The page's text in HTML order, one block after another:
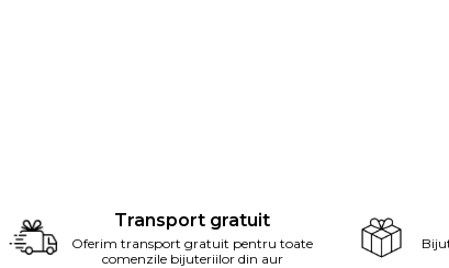
Transport gratuit
Oferim transport gratuit pentru toate
comenzile bijuteriilor din aur